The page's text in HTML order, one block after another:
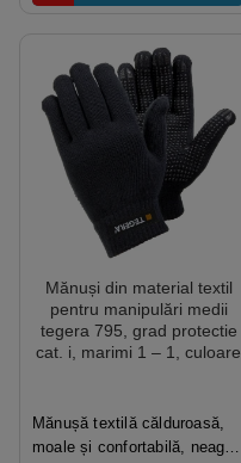
Mănuși din material textil
pentru manipulări medii
tegera 795, grad protectie
cat. i, marimi 1 – 1, culoare
Mănușă textilă călduroasă,
moale și confortabilă, neagră,